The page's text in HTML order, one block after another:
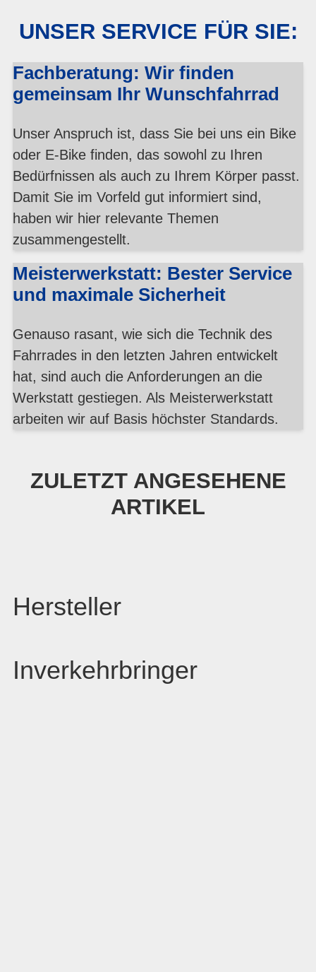
UNSER SERVICE FÜR SIE:
Fachberatung: Wir finden
gemeinsam Ihr Wunschfahrrad
Unser Anspruch ist, dass Sie bei uns ein Bike
oder E-Bike finden, das sowohl zu Ihren
Bedürfnissen als auch zu Ihrem Körper passt.
Damit Sie im Vorfeld gut informiert sind,
haben wir hier relevante Themen
zusammengestellt.
Meisterwerkstatt: Bester Service
und maximale Sicherheit
Genauso rasant, wie sich die Technik des
Fahrrades in den letzten Jahren entwickelt
hat, sind auch die Anforderungen an die
Werkstatt gestiegen. Als Meisterwerkstatt
arbeiten wir auf Basis höchster Standards.
ZULETZT ANGESEHENE
ARTIKEL
Hersteller
Inverkehrbringer